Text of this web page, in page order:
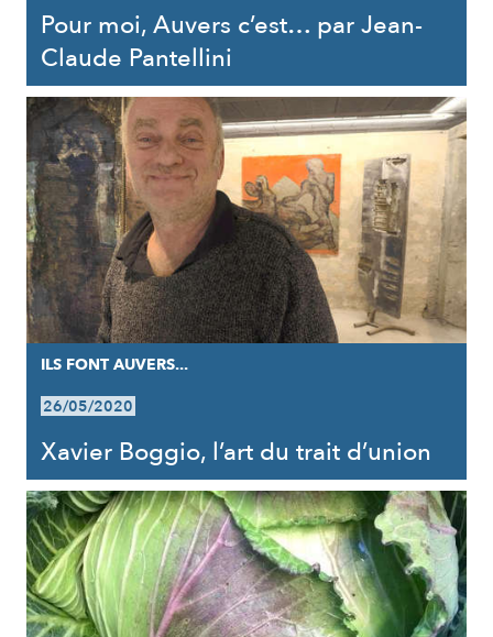
Pour moi, Auvers c’est… par Jean-
Claude Pantellini
ILS FONT AUVERS...
26/05/2020
Xavier Boggio, l’art du trait d’union